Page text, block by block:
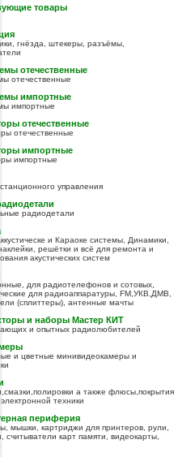
товары
гнёзда, штекеры, разъёмы,
отечественные
отечественные
импортные
импортные
отечественные
отечественные
импортные
импортные
управления
радиодетали
и Караоке системы, Динамики,
решётки и всё для ремонта и
акустических систем
для радиотелефонов и сотовых,
для радиоаппаратуры, FM,УКВ,ДМВ,
(сплиттеры), антенные мачты
и наборы Мастер КИТ
и опытных радиолюбителей
и цветные минивидеокамеры и
а также флюсы,покрытия
техники
периферия
мышки, картриджи для принтеров, рули,
считыватели карт памяти, видеокарты,